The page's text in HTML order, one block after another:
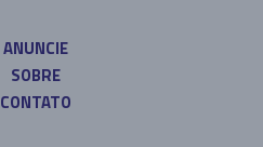
ANUNCIE
SOBRE
CONTATO